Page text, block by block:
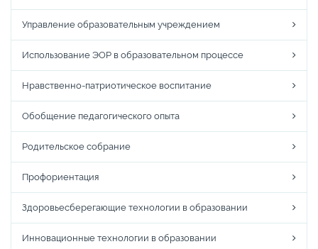
Управление образовательным учреждением
Использование ЭОР в образовательном процессе
Нравственно-патриотическое воспитание
Обобщение педагогического опыта
Родительское собрание
Профориентация
Здоровьесберегающие технологии в образовании
Инновационные технологии в образовании